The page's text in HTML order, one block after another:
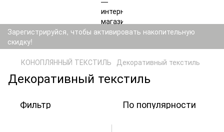
Зарегистрируйся, чтобы активировать накопительную
скидку!
КОНОПЛЯННЫЙ ТЕКСТИЛЬ Декоративный текстиль
Декоративный текстиль
Фильтр По популярности